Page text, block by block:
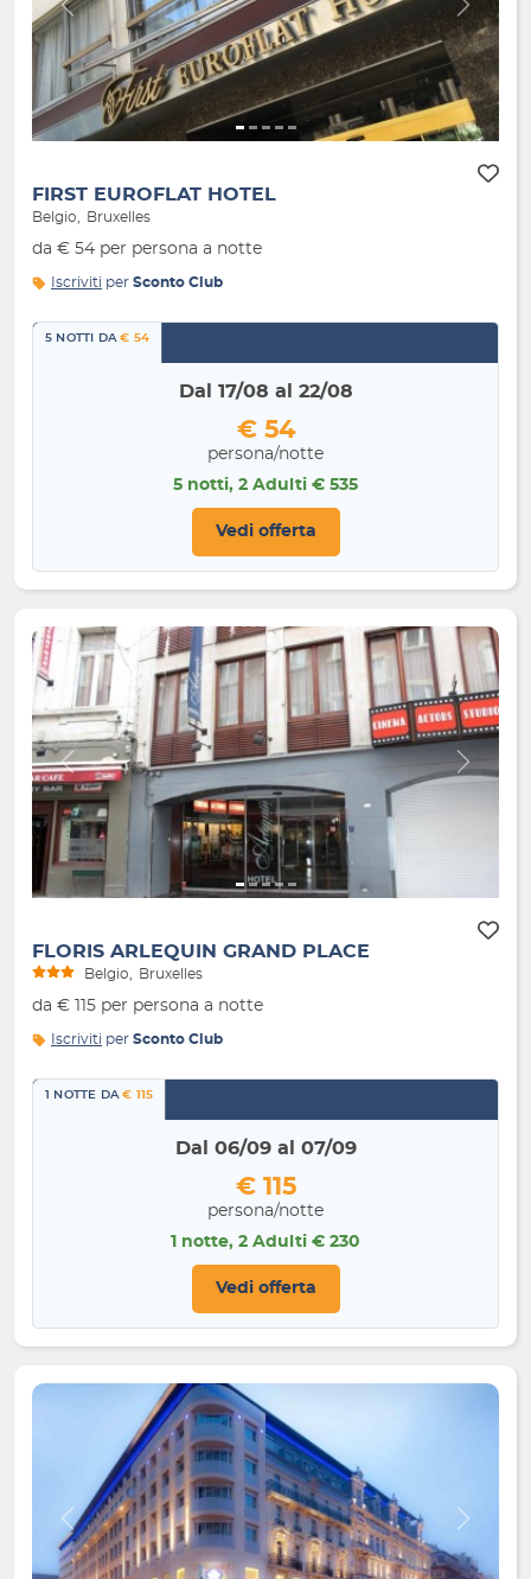
Indietro Avanti
FIRST EUROFLAT HOTEL
Belgio Bruxelles
da € 54 per persona a notte
Iscriviti per Sconto Club
5 NOTTI DA€ 54
Dal 17/08 al 22/08
€ 54
persona/notte
5 notti, 2 Adulti € 535
Vedi offerta
Indietro Avanti
FLORIS ARLEQUIN GRAND PLACE
Belgio Bruxelles
da € 115 per persona a notte
Iscriviti per Sconto Club
1 NOTTE DA€ 115
Dal 06/09 al 07/09
€ 115
persona/notte
1 notte, 2 Adulti € 230
Vedi offerta
Indietro Avanti